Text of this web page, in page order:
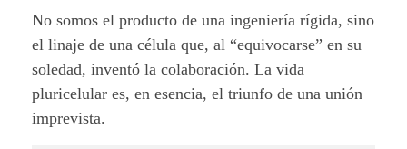
e
l
a
v
No somos el producto de una ingeniería rígida, sino
el linaje de una célula que, al “equivocarse” en su
soledad, inventó la colaboración. La vida
pluricelular es, en esencia, el triunfo de una unión
imprevista.